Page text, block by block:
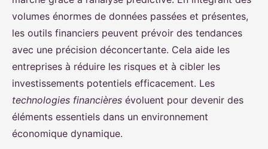
volumes énormes de données passées et présentes,
les outils financiers peuvent prévoir des tendances
avec une précision déconcertante. Cela aide les
entreprises à réduire les risques et à cibler les
investissements potentiels efficacement. Les
technologies financières évoluent pour devenir des
éléments essentiels dans un environnement
économique dynamique.